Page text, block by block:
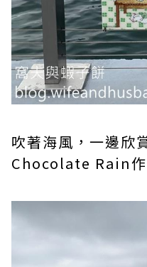
吹著海風，一邊欣
Chocolate Rain作